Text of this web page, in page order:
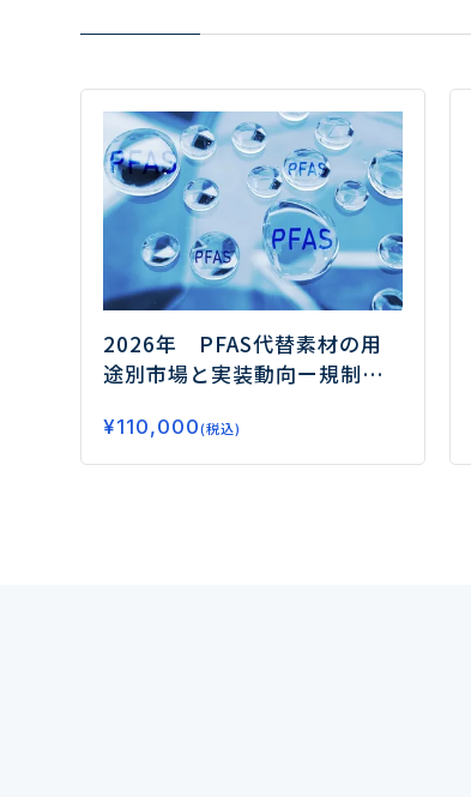
2026年 PFAS代替素材の用
途別市場と実装動向ー規制対
力競争の勝ち筋ー
¥110,000(税込)